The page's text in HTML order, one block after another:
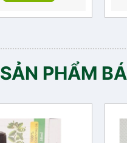
SẢN PHẨM